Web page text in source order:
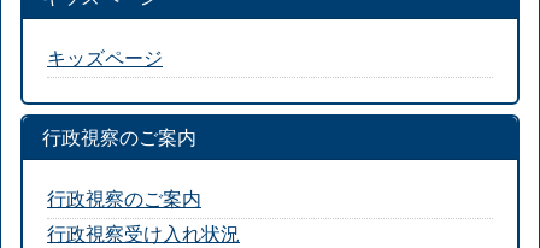
キッズページ
行政視察のご案内
行政視察のご案内
行政視察受け入れ状況